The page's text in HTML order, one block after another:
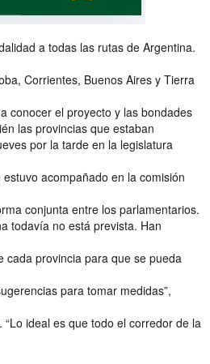
a todas las rutas de Argentina.
Corrientes, Buenos Aires y Tierra
conocer el proyecto y las bondades
las provincias que estaban
por la tarde en la legislatura
acompañado en la comisión
conjunta entre los parlamentarios.
todavía no está prevista. Han
cada provincia para que se pueda
para tomar medidas”,
ideal es que todo el corredor de la